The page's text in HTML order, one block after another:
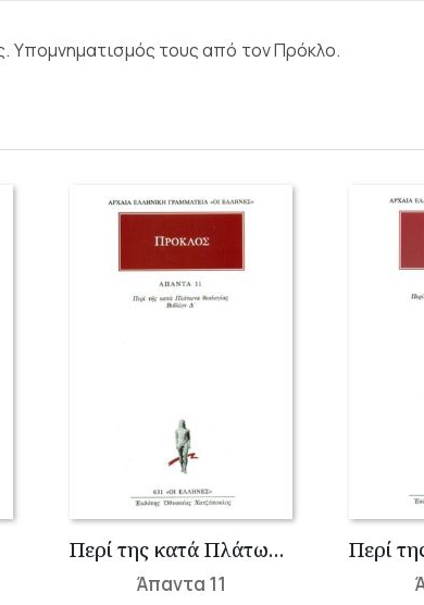
Υπομνηματισμός τους από τον Πρόκλο.
Περί της κατά Πλάτωνα θεολογίας Δ΄
Άπαντα 11